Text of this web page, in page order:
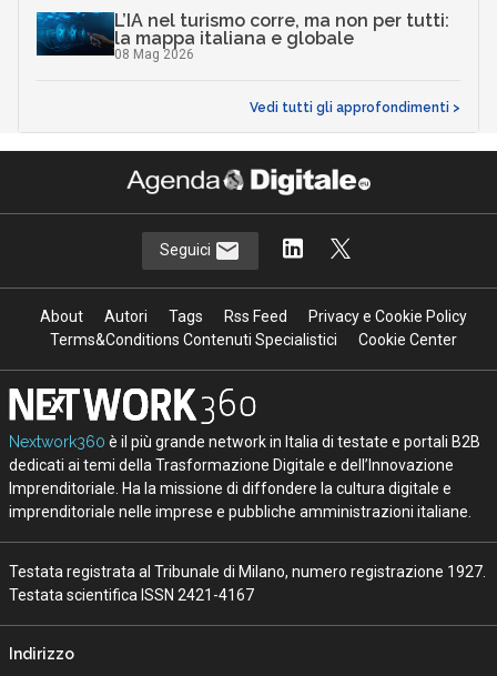
L’IA nel turismo corre, ma non per tutti:
la mappa italiana e globale
08 Mag 2026
Vedi tutti gli approfondimenti >
Seguici
About Autori Tags Rss Feed
Privacy e Cookie Policy
Terms&Conditions Contenuti Specialistici
Cookie Center
Nextwork360 è il più grande network in Italia di testate e portali B2B
dedicati ai temi della Trasformazione Digitale e dell’Innovazione
Imprenditoriale. Ha la missione di diffondere la cultura digitale e
imprenditoriale nelle imprese e pubbliche amministrazioni italiane.
Testata registrata al Tribunale di Milano, numero registrazione 1927.
Testata scientifica ISSN 2421-4167
Indirizzo